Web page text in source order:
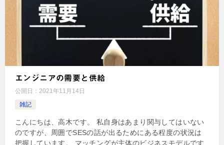
エンジニアの需要と供給
公開日： 2021年11月14日
雑記
こんにちは、高木です。 私自身はあまり関与してはいない
のですが、周囲でSESの話が出るためにある程度の状況は
把握しています。 マッチングが主体のビジネスモデルです